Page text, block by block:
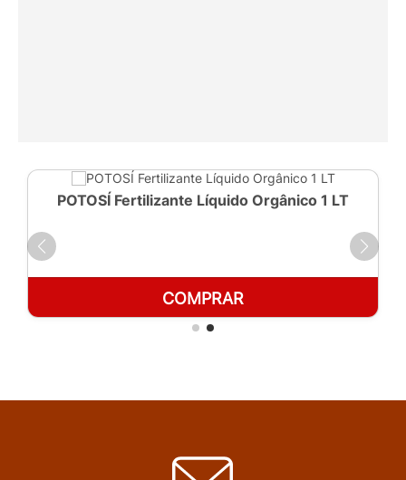
POTOSÍ Fertilizante Líquido Orgânico 1 LT
COMPRAR